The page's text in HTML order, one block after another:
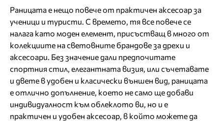
Раницата е нещо повече от практичен аксесоар за
ученици и туристи. С времето, тя все повече се
налага като моден елемент, присъстващ в много от
колекциите на световните брандове за дрехи и
аксесоари. Без значение дали предпочитате
спортния стил, елегантната визия, или съчетавате
и двете в удобен и класически външен вид, раницата
е отлично допълнение, което не само ще добави
индивидуалност към облеклото ви, но и е
практичен и удобен аксесоар, в който можете да